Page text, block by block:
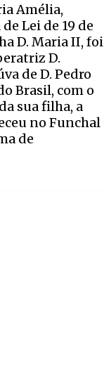
Amélia,
Lei de 19 de
D. Maria II, foi
D.
de D. Pedro
Brasil, com o
sua filha, a
no Funchal
de